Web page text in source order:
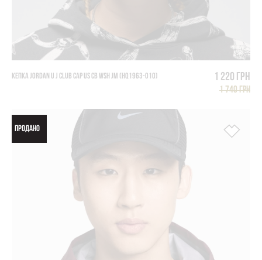
КЕПКА JORDAN U J CLUB CAP US CB WSH JM (HQ1963-010) 1 220 грн
1 740 грн
ПРОДАНО